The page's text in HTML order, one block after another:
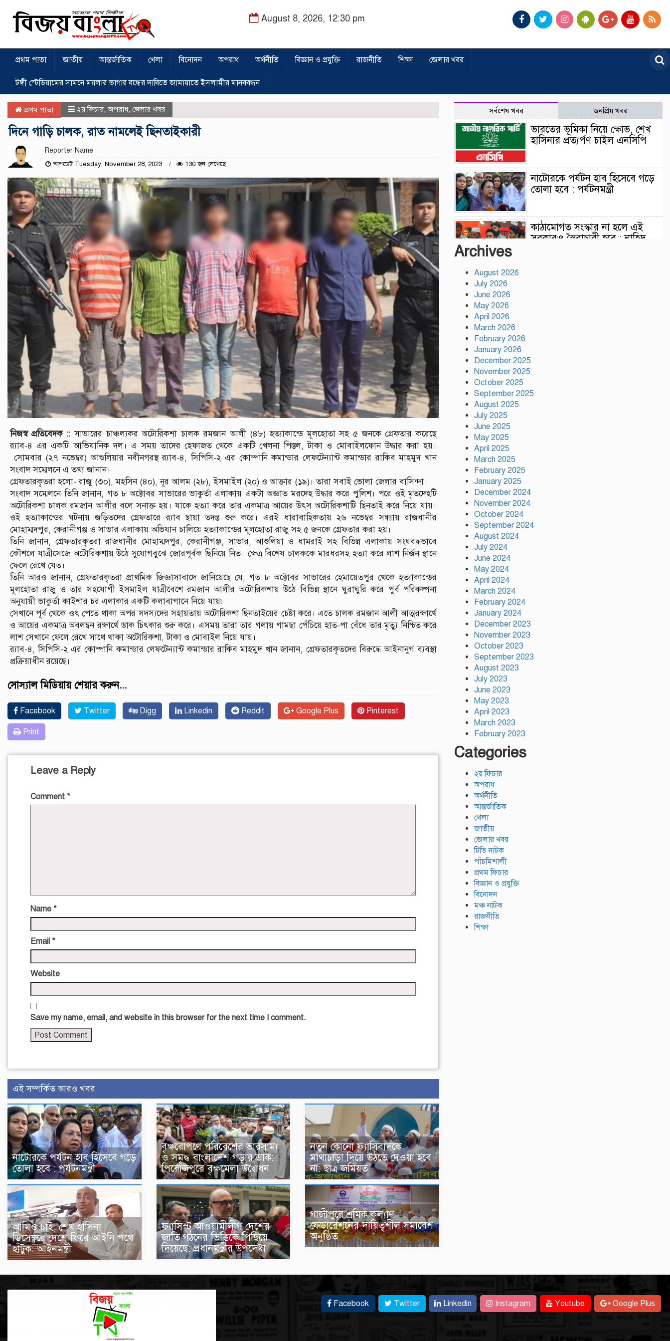
August 8, 2026, 12:30 pm
প্রথম পাতা জাতীয় আন্তর্জাতিক খেলা বিনোদন অপরাধ অর্থনীতি বিজ্ঞান ও প্রযুক্তি রাজনীতি শিক্ষা জেলার খবর
টঙ্গী স্টেডিয়ামের সামনে ময়লার ভাগার বন্ধের দাবিতে জামায়াতে ইসলামীর মানববন্ধন
প্রথম পাতা ২য় ফিচার অপরাধ, জেলার খবর
দিনে গাড়ি চালক, রাত নামলেই ছিনতাইকারী
Reporter Name
আপডেট Tuesday, November 28, 2023 130 জন দেখেছে
নিজস্ব প্রতিবেদক :: সাভারের চাঞ্চল্যকর অটোরিকশা চালক রমজান আলী (৪৮) হত্যাকান্ডে মূলহোতা সহ ৫ জনকে গ্রেফতার করেছে
র‍্যাব-৪ এর একটি আভিযানিক দল। এ সময় তাদের হেফাজত থেকে একটি খেলনা পিস্তল, টাকা ও মোবাইলফোন উদ্ধার করা হয়।
সোমবার (২৭ নভেম্বর) আশুলিয়ার নবীনগরস্থ র‌্যাব-৪, সিপিসি-২ এর কোম্পানি কমান্ডার লেফটেন্যান্ট কমান্ডার রাকিব মাহমুদ খান
সংবাদ সম্মেলনে এ তথ্য জানান।
গ্রেফতারকৃতরা হলো- রাজু (৩০), মহসিন (৪০), নূর আলম (২৮), ইসমাইল (২০) ও আক্তার (১৯)। তারা সবাই ভোলা জেলার বাসিন্দা।
সংবাদ সম্মেলনে তিনি জানান, গত ৮ অক্টোবর সাভারের ভাকুর্তা এলাকায় একটা অজ্ঞাত মরদেহ উদ্ধার করে পুলিশ। পরে ওই মৃতদেহটি
অটোরিকশা চালক রমজান আলীর বলে সনাক্ত হয়। যাকে হত্যা করে তার একমাত্র আয়ের উৎস অটোরিকশাটি ছিনতাই করে নিয়ে যায়।
ওই হত্যাকান্ডের ঘটনায় জড়িতদের গ্রেফতারে র‍্যাব ছায়া তদন্ত শুরু করে। এরই ধারাবাহিকতায় ২৬ নভেম্বর সন্ধ্যায় রাজধানীর
মোহাম্মদপুর, কেরানীগঞ্জ ও সাভার এলাকায় অভিযান চালিয়ে হত্যাকান্ডের মূলহোতা রাজু সহ ৫ জনকে গ্রেফতার করা হয়।
তিনি জানান, গ্রেফতারকৃতরা রাজধানীর মোহাম্মদপুর, কেরানীগঞ্জ, সাভার, আশুলিয়া ও ধামরাই সহ বিভিন্ন এলাকায় সংঘবদ্ধভাবে
কৌশলে যাত্রীসেজে অটোরিকশায় উঠে সুযোগবুঝে জোরপূর্বক ছিনিয়ে নিত। ক্ষেত্র বিশেষ চালককে মারধরসহ হত্যা করে লাশ নির্জন স্থানে
ফেলে রেখে যেত।
তিনি আরও জানান, গ্রেফতারকৃতরা প্রাথমিক জিজ্ঞাসাবাদে জানিয়েছে যে, গত ৮ অক্টোবর সাভারের হেমায়েতপুর থেকে হত্যাকান্ডের
মূলহোতা রাজু ও তার সহযোগী ইসমাইল যাত্রীবেশে রমজান আলীর অটোরিকশায় উঠে বিভিন্ন স্থানে ঘুরাঘুরি করে পুর্ব পরিকল্পনা
অনুযায়ী ভাকুর্তা কাইশার চর এলাকার একটি কলাবাগানে নিয়ে যায়৷
সেখানে পূর্ব থেকে ওৎ পেতে থাকা অপর সদস্যদের সহায়তায় অটোরিকশা ছিনতাইয়ের চেষ্টা করে। এতে চালক রমজান আলী আত্মরক্ষার্থে
ও আয়ের একমাত্র অবলম্বন রক্ষার্থে ডাক চিৎকার শুরু করে। এসময় তারা তার গলায় গামছা পেঁচিয়ে হাত-পা বেঁধে তার মৃত্যু নিশ্চিত করে
লাশ সেখানে ফেলে রেখে সাথে থাকা অটোরিকশা, টাকা ও মোবাইল নিয়ে যায়।
র‌্যাব-৪, সিপিসি-২ এর কোম্পানি কমান্ডার লেফটেন্যান্ট কমান্ডার রাকিব মাহমুদ খান জানান, গ্রেফতারকৃতদের বিরুদ্ধে আইনানুগ ব্যবস্থা
প্রক্রিয়াধীন রয়েছে।
সোস্যাল মিডিয়ায় শেয়ার করুন...
Facebook Twitter Digg Linkedin Reddit Google Plus Pinterest
Print
Leave a Reply
Comment *
Name *
Email *
Website
Save my name, email, and website in this browser for the next time I comment.
এই সম্পর্কিত আরও খবর
নাটোরকে পর্যটন হাব হিসেবে গড়ে
তোলা হবে : পর্যটনমন্ত্রী
বৃক্ষরোপণে পরিবেশের ভারসাম্য
ও সমৃদ্ধ বাংলাদেশ গড়ার ডাক:
পিরোজপুরে বৃক্ষমেলা উদ্বোধন
নতুন কোনো ফ্যাসিবাদকে
মাথাচাড়া দিয়ে উঠতে দেওয়া হবে
না: ছাত্র জমিয়ত
আমিও চাই, শেখ হাসিনা
ডিসেম্বরে দেশে ফিরে আইনি পথে
হাঁটুক: আইনমন্ত্রী
ফ্যাসিস্ট আওয়ামীলীগ দেশের
জাতি গঠনের ভিত্তিকে পিছিয়ে
দিয়েছে: প্রধানমন্ত্রীর উপদেষ্টা
গাজীপুরে শ্রমিক কল্যাণ
ফেডারেশনের দায়িত্বশীল সমাবেশ
অনুষ্ঠিত
সর্বশেষ খবর জনপ্রিয় খবর
ভারতের ভূমিকা নিয়ে ক্ষোভ, শেখ
হাসিনার প্রত্যর্পণ চাইল এনসিপি
নাটোরকে পর্যটন হাব হিসেবে গড়ে
তোলা হবে : পর্যটনমন্ত্রী
কাঠামোগত সংস্কার না হলে এই
সরকারও স্বৈরাচারী হবে : নাহিদ
জমিয়ত
দুর্গাপূজায় আসছে সালমার নতুন
গান, রেকর্ড সম্পন্ন
Archives
August 2026
July 2026
June 2026
May 2026
April 2026
March 2026
February 2026
January 2026
December 2025
November 2025
October 2025
September 2025
August 2025
July 2025
June 2025
May 2025
April 2025
March 2025
February 2025
January 2025
December 2024
November 2024
October 2024
September 2024
August 2024
July 2024
June 2024
May 2024
April 2024
March 2024
February 2024
January 2024
December 2023
November 2023
October 2023
September 2023
August 2023
July 2023
June 2023
May 2023
April 2023
March 2023
February 2023
Categories
২য় ফিচার
অপরাধ
অর্থনীতি
আন্তর্জাতিক
খেলা
জাতীয়
জেলার খবর
টিভি নাটক
পাঁচমিশালী
প্রথম ফিচার
বিজ্ঞান ও প্রযুক্তি
বিনোদন
মঞ্চ নাটক
রাজনীতি
শিক্ষা
Facebook Twitter Linkedin Instagram Youtube Google Plus